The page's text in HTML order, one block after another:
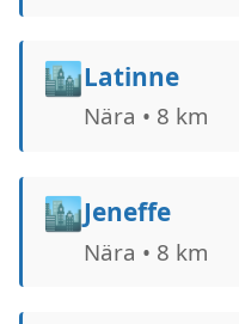
🏙️Latinne
Nära • 8 km
🏙️Jeneffe
Nära • 8 km